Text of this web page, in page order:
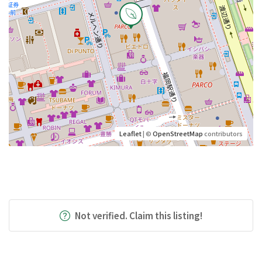
Leaflet| ©OpenStreetMapcontributors
Not verified. Claim this listing!